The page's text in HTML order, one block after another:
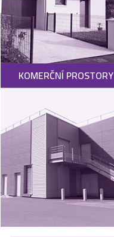
KOMERČNÍ PROSTORY
NABÍDNOUT
NEMOVITOST
POPTAT
NEMOVITOST
VÝKUP
NEMOVITOSTÍ
SPONZORUJEME
NÁŠ ČASOPIS